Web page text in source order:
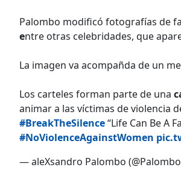
Palombo modificó fotografías de
entre otras celebridades, que
La imagen va acompañda de un
Los carteles forman parte de una
animar a las víctimas de violencia
#BreakTheSilence“Life Can Be A
#NoViolenceAgainstWomen
— aleXsandro Palombo